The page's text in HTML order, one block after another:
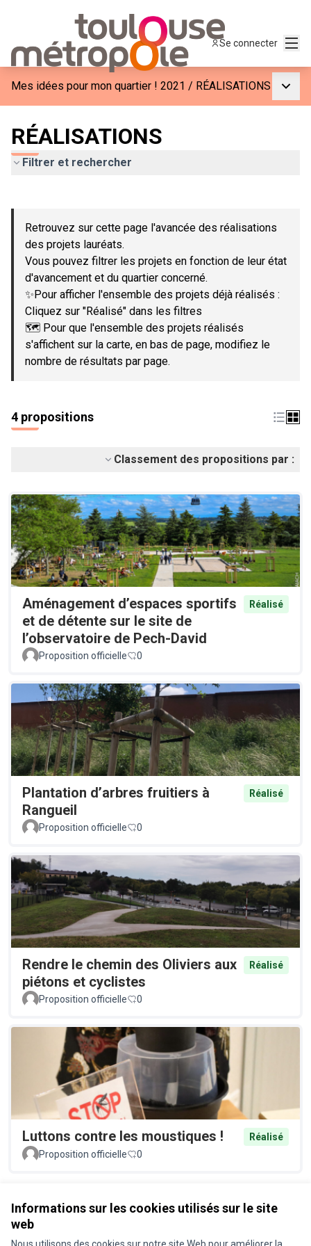
Informations sur les cookies utilisés sur le site
web
Se connecter
Mes idées pour mon quartier ! 2021 / RÉALISATIONS
RÉALISATIONS
Filtrer et rechercher
−
Retrouvez sur cette page l'avancée des réalisations
des projets lauréats.
Vous pouvez filtrer les projets en fonction de leur état
d'avancement et du quartier concerné.
✨Pour afficher l'ensemble des projets déjà réalisés :
Cliquez sur "Réalisé" dans les filtres
🗺️ Pour que l'ensemble des projets réalisés
s'affichent sur la carte, en bas de page, modifiez le
nombre de résultats par page.
4 propositions
Classement des propositions par :
Aménagement d’espaces sportifs
et de détente sur le site de
l’observatoire de Pech-David
Réalisé
Proposition officielle 0
Plantation d’arbres fruitiers à
Rangueil
Réalisé
Proposition officielle 0
Rendre le chemin des Oliviers aux
piétons et cyclistes
Réalisé
Proposition officielle 0
Luttons contre les moustiques !
Réalisé
Proposition officielle
0